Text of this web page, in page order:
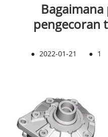
pengecoran
● 2022-01-21 ● 1